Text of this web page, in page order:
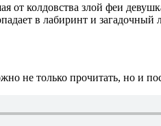
от колдовства злой феи
в лабиринт и загадочный
не только прочитать, но и